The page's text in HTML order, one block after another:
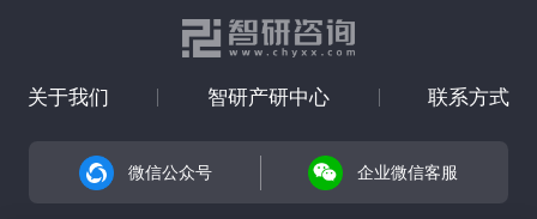
关于我们 智研产研中心 联系方式
微信公众号 企业微信客服